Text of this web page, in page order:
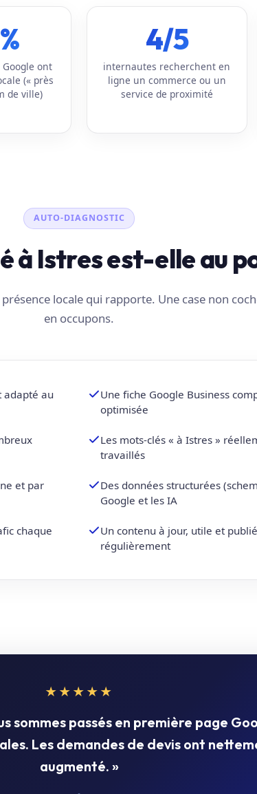
ont
(« près
de ville)
4/5
internautes recherchent en
ligne un commerce ou un
service de proximité
AUTO-DIAGNOSTIC
à Istres est-elle au
locale qui rapporte. Une case non
en occupons.
adapté au
Une fiche Google Business
optimisée
Les mots-clés « à Istres »
travaillés
et par
Des données structurées
Google et les IA
chaque
Un contenu à jour, utile et publié
régulièrement
★★★★★
sommes passés en première page
Les demandes de devis ont
augmenté. »